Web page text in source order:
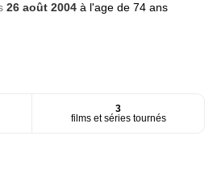
26 août 2004à l'age de 74 ans
3
films et séries tournés